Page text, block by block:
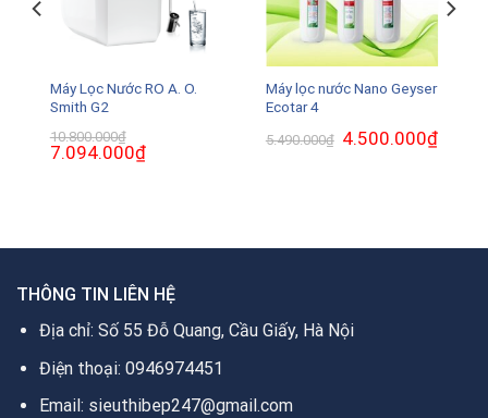
Máy Lọc Nước RO A. O.
Smith G2
10.800.000₫
Giá
gốc
7.094.000₫Giá
hiện
Máy lọc nước Nano Geyser
Ecotar 4
5.490.000₫ Giá
gốc
4.500.000₫Giá
hiện
THÔNG TIN LIÊN HỆ
Địa chỉ: Số 55 Đỗ Quang, Cầu Giấy, Hà Nội
Điện thoại: 0946974451
Email: sieuthibep247@gmail.com